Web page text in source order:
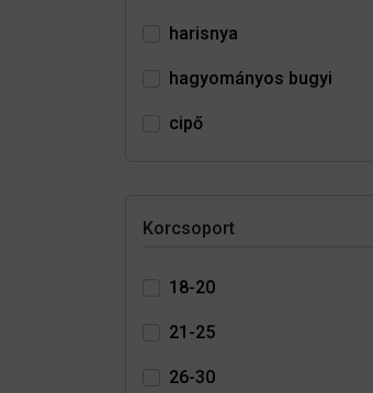
harisnya
hagyományos bugyi
cipő
Korcsoport
18-20
21-25
26-30